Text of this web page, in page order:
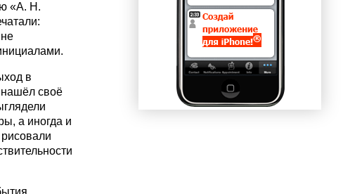
«А. Н.
в
нашёл своё
а иногда и